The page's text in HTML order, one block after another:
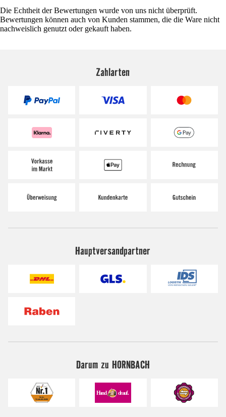
Die Echtheit der Bewertungen wurde von uns nicht überprüft.
Bewertungen können auch von Kunden stammen, die die Ware nicht
nachweislich genutzt oder gekauft haben.
Zahlarten
Hauptversandpartner
Darum zu HORNBACH